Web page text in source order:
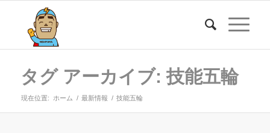
タグ アーカイブ: 技能五輪
現在位置: ホーム / 最新情報 / 技能五輪